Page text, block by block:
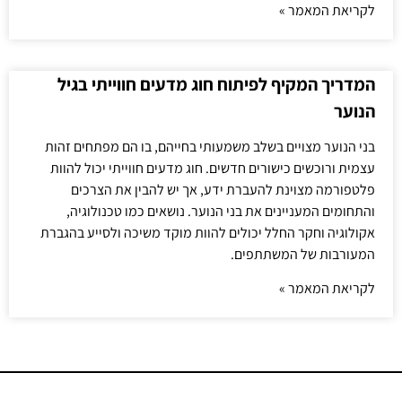
לקריאת המאמר »
המדריך המקיף לפיתוח חוג מדעים חווייתי בגיל
הנוער
בני הנוער מצויים בשלב משמעותי בחייהם, בו הם מפתחים זהות
עצמית ורוכשים כישורים חדשים. חוג מדעים חווייתי יכול להוות
פלטפורמה מצוינת להעברת ידע, אך יש להבין את הצרכים
והתחומים המעניינים את בני הנוער. נושאים כמו טכנולוגיה,
אקולוגיה וחקר החלל יכולים להוות מוקד משיכה ולסייע בהגברת
המעורבות של המשתתפים.
לקריאת המאמר »